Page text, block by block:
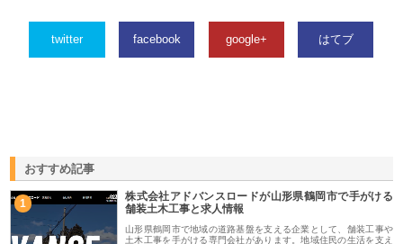
twitter facebook google+ はてブ
おすすめ記事
1
株式会社アドバンスロードが山形県鶴岡市で手がける
舗装土木工事と求人情報
山形県鶴岡市で地域の道路基盤を支える企業として、舗装工事や
土木工事を手がける専門会社があります。地域住民の生活を支え